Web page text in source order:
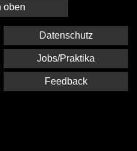
oben
Datenschutz
Jobs/Praktika
Feedback